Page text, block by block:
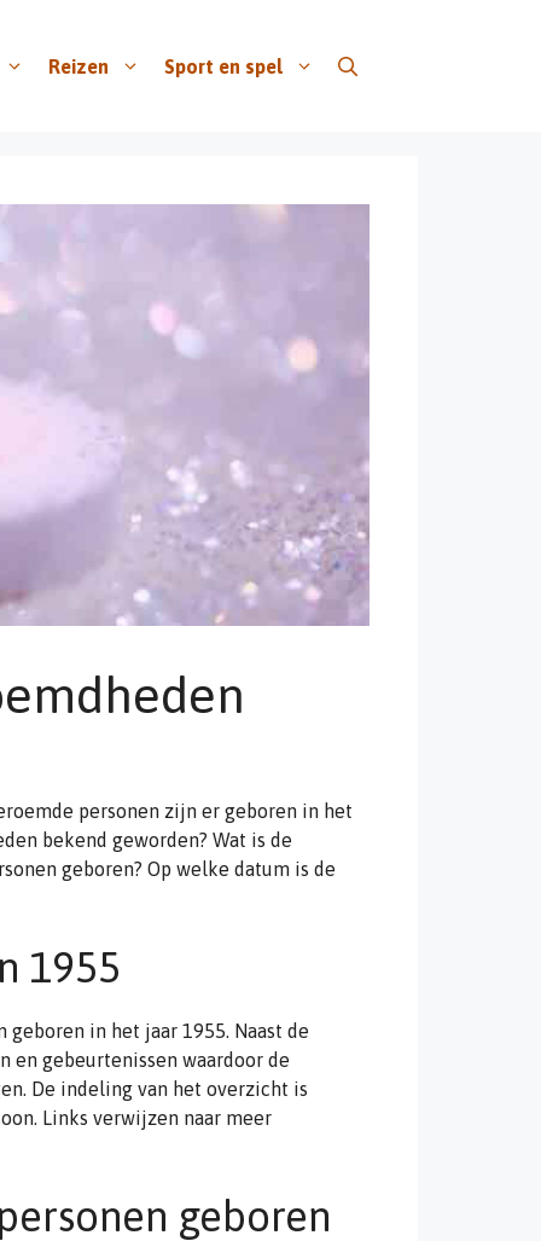
Reizen Sport en spel
personen zijn er geboren in het
bekend geworden? Wat is de
geboren? Op welke datum is de
1955
in het jaar 1955. Naast de
en gebeurtenissen waardoor de
De indeling van het overzicht is
Links verwijzen naar meer
geboren